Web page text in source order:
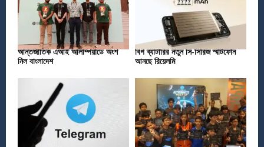
আন্তর্জাতিক এআই অলিম্পিয়াডে অংশ
নিল বাংলাদেশ
বিগ ব্যাটারির নতুন সি-সিরিজ স্মার্টফোন
আনছে রিয়েলমি